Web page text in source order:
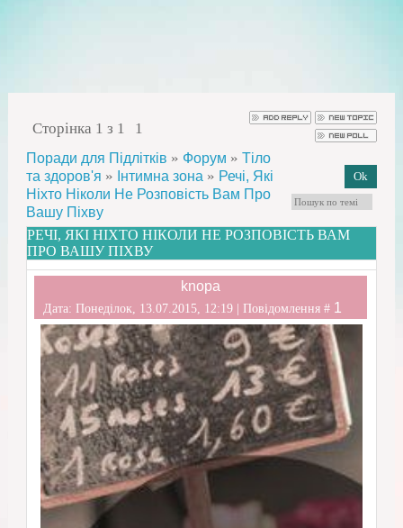
Сторінка 1 з 1 1
Поради для Підлітків » Форум » Тіло
та здоров'я » Інтимна зона » Речі, Які
Ніхто Ніколи Не Розповість Вам Про
Вашу Піхву
РЕЧІ, ЯКІ НІХТО НІКОЛИ НЕ РОЗПОВІСТЬ ВАМ
ПРО ВАШУ ПІХВУ
knopa
Дата: Понеділок, 13.07.2015, 12:19 | Повідомлення # 1